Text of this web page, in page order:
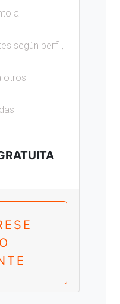
a
según perfil,
otros